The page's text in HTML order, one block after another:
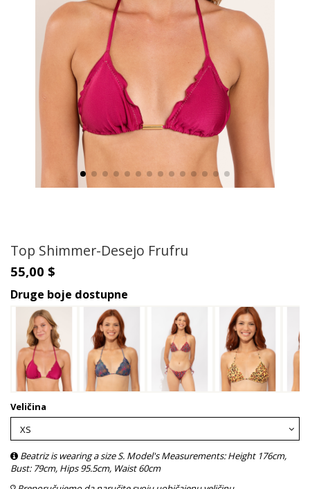
Top Shimmer-Desejo Frufru
55,00 $
Druge boje dostupne
Veličina
Beatriz is wearing a size S. Model's Measurements: Height 176cm,
Bust: 79cm, Hips 95.5cm, Waist 60cm